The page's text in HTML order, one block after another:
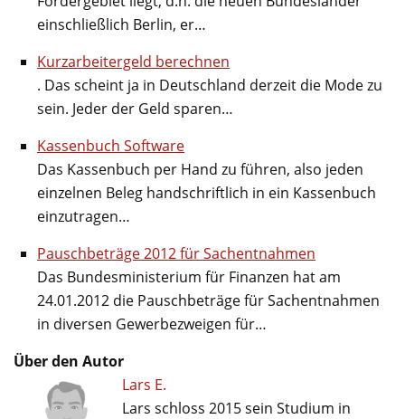
einschließlich Berlin, er…
Kurzarbeitergeld berechnen
. Das scheint ja in Deutschland derzeit die Mode zu
sein. Jeder der Geld sparen…
Kassenbuch Software
Das Kassenbuch per Hand zu führen, also jeden
einzelnen Beleg handschriftlich in ein Kassenbuch
einzutragen…
Pauschbeträge 2012 für Sachentnahmen
Das Bundesministerium für Finanzen hat am
24.01.2012 die Pauschbeträge für Sachentnahmen
in diversen Gewerbezweigen für…
Über den Autor
Lars E.
Lars schloss 2015 sein Studium in